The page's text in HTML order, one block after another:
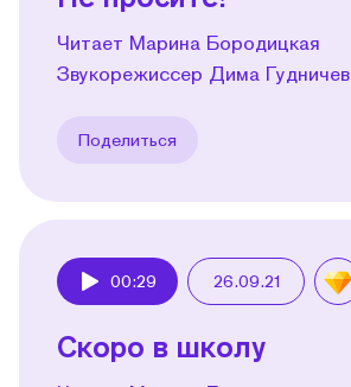
Читает Марина Бородицкая
Звукорежиссер Дима Гудничев
Поделиться
00:29 26.09.21
Скоро в школу